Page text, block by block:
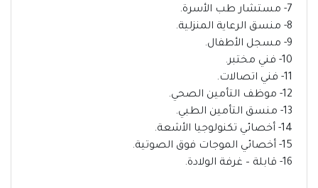
7- مستشار طب الأسرة.
8- منسق الرعاية المنزلية.
9- مسجل الأطفال.
10- فني مختبر.
11- فني اتصالات.
12- موظف التأمين الصحي.
13- منسق التأمين الطبي.
14- أخصائي تكنولوجيا الأشعة.
15- أخصائي الموجات فوق الصوتية.
16- قابلة – غرفة الولادة.